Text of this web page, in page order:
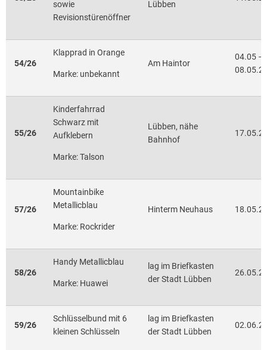
sowie
Revisionstürenöffner
Lübben
54/26
Klapprad in Orange
Marke: unbekannt
Am Haintor
04.05 –
55/26
Kinderfahrrad
Schwarz mit
Aufklebern
Marke: Talson
Lübben, nähe
Bahnhof
57/26
Mountainbike
Metallicblau
Marke: Rockrider
Hinterm Neuhaus
58/26
Handy Metallicblau
Marke: Huawei
lag im Briefkasten
der Stadt Lübben
59/26
Schlüsselbund mit 6
kleinen Schlüsseln
lag im Briefkasten
der Stadt Lübben